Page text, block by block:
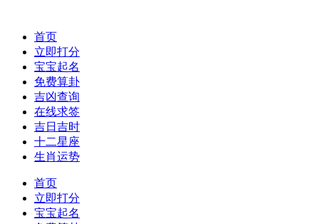
首页
立即打分
宝宝起名
免费算卦
吉凶查询
在线求签
吉日吉时
十二星座
生肖运势
首页
立即打分
宝宝起名